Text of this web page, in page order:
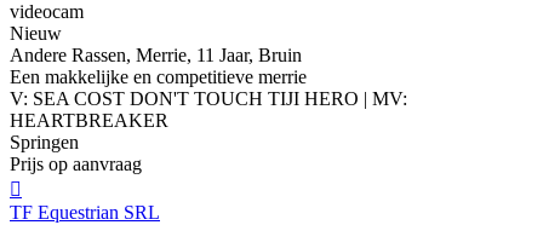
videocam
Nieuw
Andere Rassen, Merrie, 11 Jaar, Bruin
Een makkelijke en competitieve merrie
V: SEA COST DON'T TOUCH TIJI HERO | MV:
HEARTBREAKER
Springen
Prijs op aanvraag

TF Equestrian SRL